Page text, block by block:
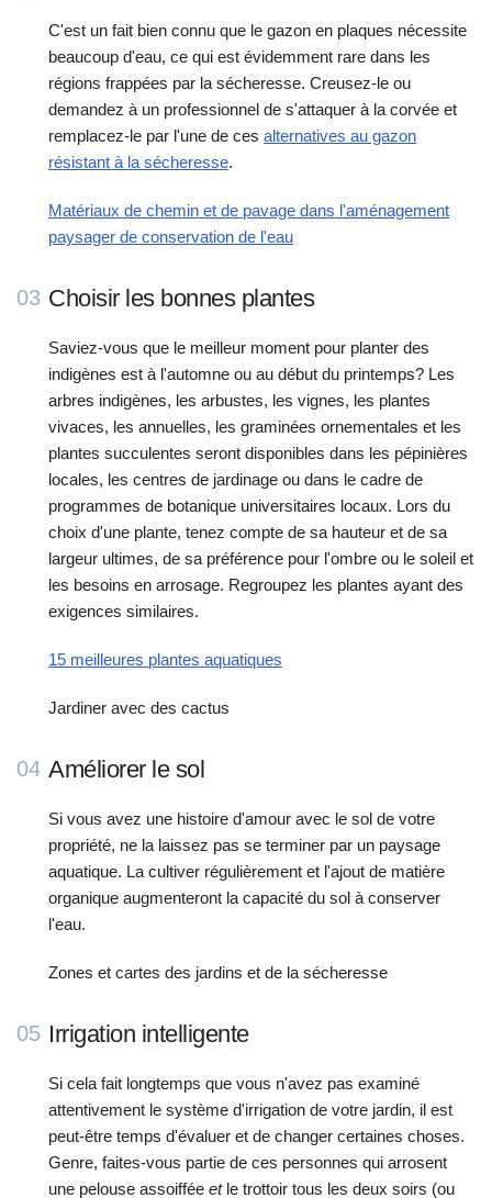
C'est un fait bien connu que le gazon en plaques nécessite
beaucoup d'eau, ce qui est évidemment rare dans les
régions frappées par la sécheresse. Creusez-le ou
demandez à un professionnel de s'attaquer à la corvée et
remplacez-le par l'une de ces alternatives au gazon
résistant à la sécheresse.
Matériaux de chemin et de pavage dans l'aménagement
paysager de conservation de l'eau
03 Choisir les bonnes plantes
Saviez-vous que le meilleur moment pour planter des
indigènes est à l'automne ou au début du printemps? Les
arbres indigènes, les arbustes, les vignes, les plantes
vivaces, les annuelles, les graminées ornementales et les
plantes succulentes seront disponibles dans les pépinières
locales, les centres de jardinage ou dans le cadre de
programmes de botanique universitaires locaux. Lors du
choix d'une plante, tenez compte de sa hauteur et de sa
largeur ultimes, de sa préférence pour l'ombre ou le soleil et
les besoins en arrosage. Regroupez les plantes ayant des
exigences similaires.
15 meilleures plantes aquatiques
Jardiner avec des cactus
04 Améliorer le sol
Si vous avez une histoire d'amour avec le sol de votre
propriété, ne la laissez pas se terminer par un paysage
aquatique. La cultiver régulièrement et l'ajout de matière
organique augmenteront la capacité du sol à conserver
l'eau.
Zones et cartes des jardins et de la sécheresse
05 Irrigation intelligente
Si cela fait longtemps que vous n'avez pas examiné
attentivement le système d'irrigation de votre jardin, il est
peut-être temps d'évaluer et de changer certaines choses.
Genre, faites-vous partie de ces personnes qui arrosent
une pelouse assoiffée etle trottoir tous les deux soirs (ou